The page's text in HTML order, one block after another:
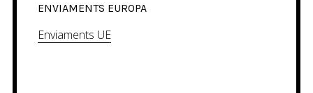
ENVIAMENTS EUROPA
Enviaments UE